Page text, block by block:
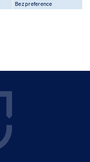
Bez preference